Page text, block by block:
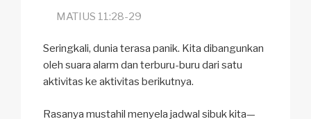
MATIUS 11:28-29
Seringkali, dunia terasa panik. Kita dibangunkan
oleh suara alarm dan terburu-buru dari satu
aktivitas ke aktivitas berikutnya.
Rasanya mustahil menyela jadwal sibuk kita—